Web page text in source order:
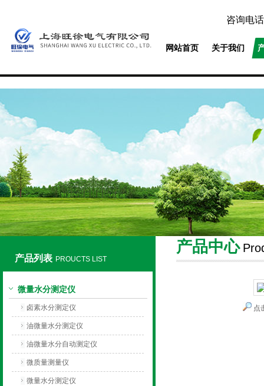
上海旺徐电气有限公司
咨询电
网站首页 关于我们
产品列表 PROUCTS LIST
微量水分测定仪
卤素水分测定仪
油微量水分测定仪
油微量水分自动测定仪
微质量测量仪
微量水分测定仪
产品中心
点